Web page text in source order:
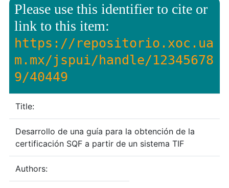
Please use this identifier to cite or
link to this item:
https://repositorio.xoc.ua
m.mx/jspui/handle/12345678
9/40449
Title:
Desarrollo de una guía para la obtención de la
certificación SQF a partir de un sistema TIF
Authors: